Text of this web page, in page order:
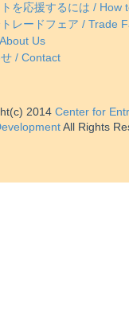
を応援するには / How
レードフェア / Trade
Us
/ Contact
2014 Center for
All Rights